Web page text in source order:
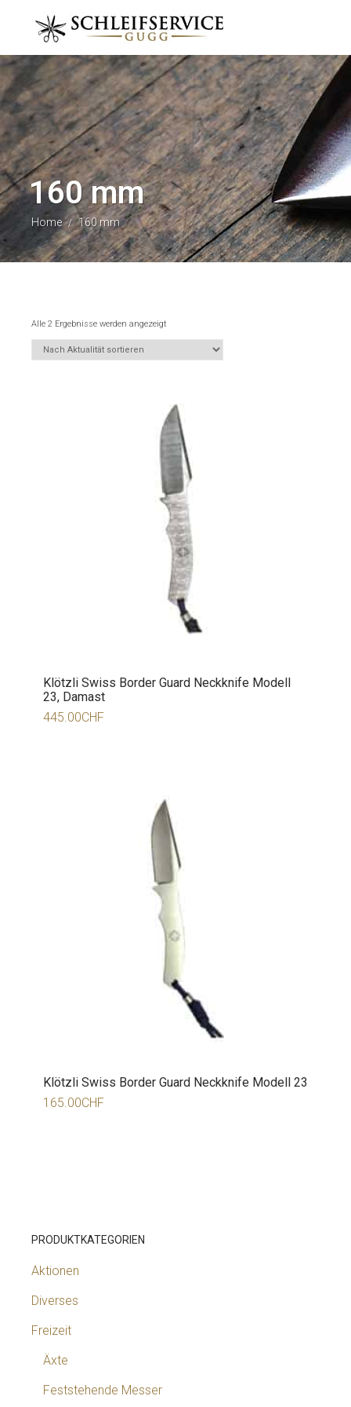
160 mm
Home / 160 mm
Alle 2 Ergebnisse werden angezeigt
Klötzli Swiss Border Guard Neckknife Modell
23, Damast
445.00CHF
Klötzli Swiss Border Guard Neckknife Modell 23
165.00CHF
PRODUKTKATEGORIEN
Aktionen
Diverses
Freizeit
Äxte
Feststehende Messer